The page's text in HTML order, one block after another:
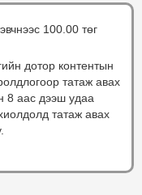
100.00 төг
дотор контентын
татаж авах
8 аас дээш удаа
татаж авах